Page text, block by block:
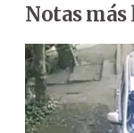
Notas más